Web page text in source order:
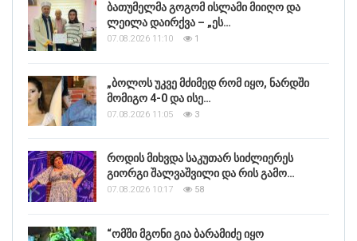
ბათუმელმა გოგომ ისლამი მიიღო და
ლეილა დაირქვა – „ეს…
07.08.2026 11:10 1
„ბოლოს უკვე მძიმედ რომ იყო, ნარდში
მომიგო 4-0 და ისე…
07.08.2026 11:05 3
როდის მიხვდა საკუთარ სიძლიერეს
გიორგი შალვაშვილი და რის გამო…
07.08.2026 10:17 58
“ომში მგონი გია ბარამიძე იყო